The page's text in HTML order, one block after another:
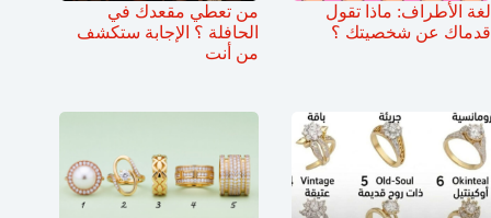
لغة الأطراف: ماذا تقول
قدماك عن شخصيتك ؟
من تعطي مقعدك في
الحافلة ؟ الإجابة ستكشف
من أنت